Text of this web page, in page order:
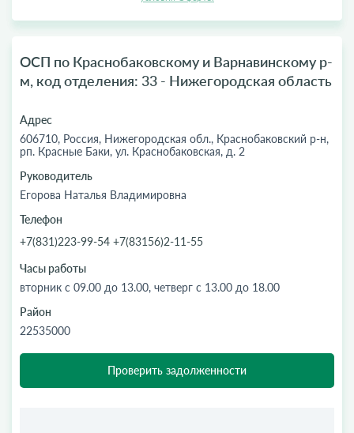
ОСП по Краснобаковскому и Варнавинскому р-
м, код отделения: 33 - Нижегородская область
Адрес
606710, Россия, Нижегородская обл., Краснобаковский р-н,
рп. Красные Баки, ул. Краснобаковская, д. 2
Руководитель
Егорова Наталья Владимировна
Телефон
+7(831)223-99-54 +7(83156)2-11-55
Часы работы
вторник с 09.00 до 13.00, четверг с 13.00 до 18.00
Район
22535000
Проверить задолженности